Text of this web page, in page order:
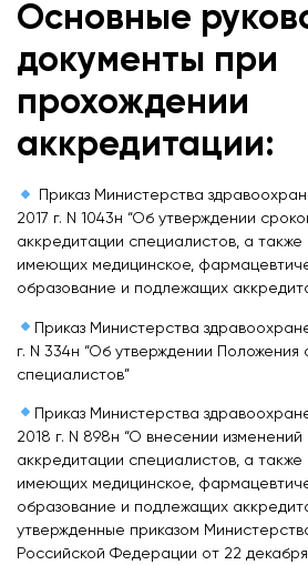
Основные
документы при
прохождении
аккредитации:
Приказ Министерства
2017 г. N 1043н “Об утверждении
аккредитации специалистов, а также
имеющих медицинское,
образование и подлежащих
Приказ Министерства
г. N 334н “Об утверждении Положения
специалистов”
Приказ Министерства
2018 г. N 898н “О внесении
аккредитации специалистов, а также
имеющих медицинское,
образование и подлежащих
утвержденные приказом
Российской Федерации от 22 декабря